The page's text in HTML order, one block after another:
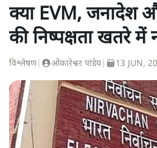
क्या EVM, जनादेश
की निष्पक्षता खतरे में
विश्लेषण| ओंकारेश्वर पांडेय| 13 JUN,